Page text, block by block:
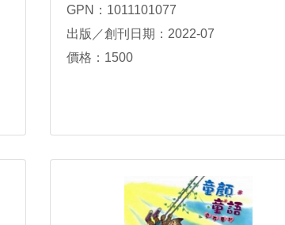
GPN：1011101077
出版／創刊日期：2022-07
價格：1500